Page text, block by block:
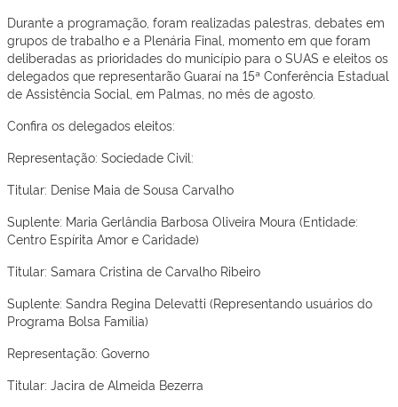
Durante a programação, foram realizadas palestras, debates em
grupos de trabalho e a Plenária Final, momento em que foram
deliberadas as prioridades do município para o SUAS e eleitos os
delegados que representarão Guaraí na 15ª Conferência Estadual
de Assistência Social, em Palmas, no mês de agosto.
Confira os delegados eleitos:
Representação: Sociedade Civil:
Titular: Denise Maia de Sousa Carvalho
Suplente: Maria Gerlândia Barbosa Oliveira Moura (Entidade:
Centro Espírita Amor e Caridade)
Titular: Samara Cristina de Carvalho Ribeiro
Suplente: Sandra Regina Delevatti (Representando usuários do
Programa Bolsa Família)
Representação: Governo
Titular: Jacira de Almeida Bezerra